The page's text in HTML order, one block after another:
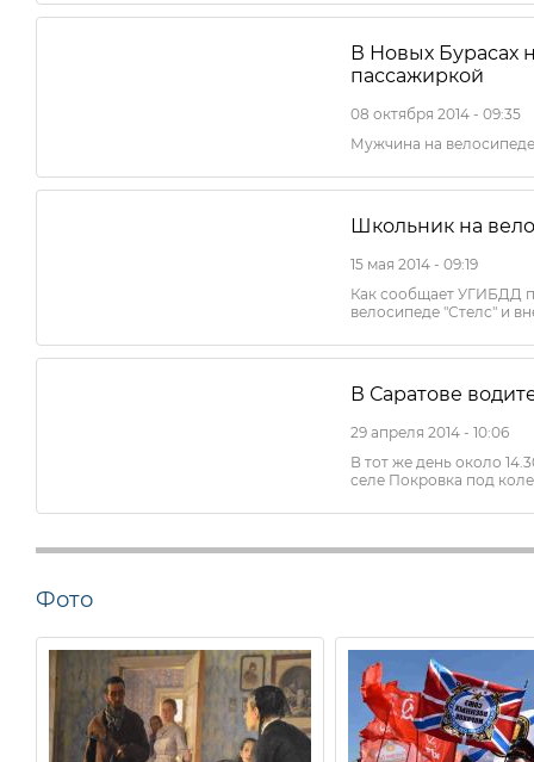
В Новых Бурасах
пассажиркой
08 октября 2014 - 09:35
Мужчина на
Школьник на
15 мая 2014 - 09:19
Как сообщает УГИБДД
велосипеде "Стелс" и
В Саратове
29 апреля 2014 - 10:06
В тот же день около
селе Покровка под
Фото